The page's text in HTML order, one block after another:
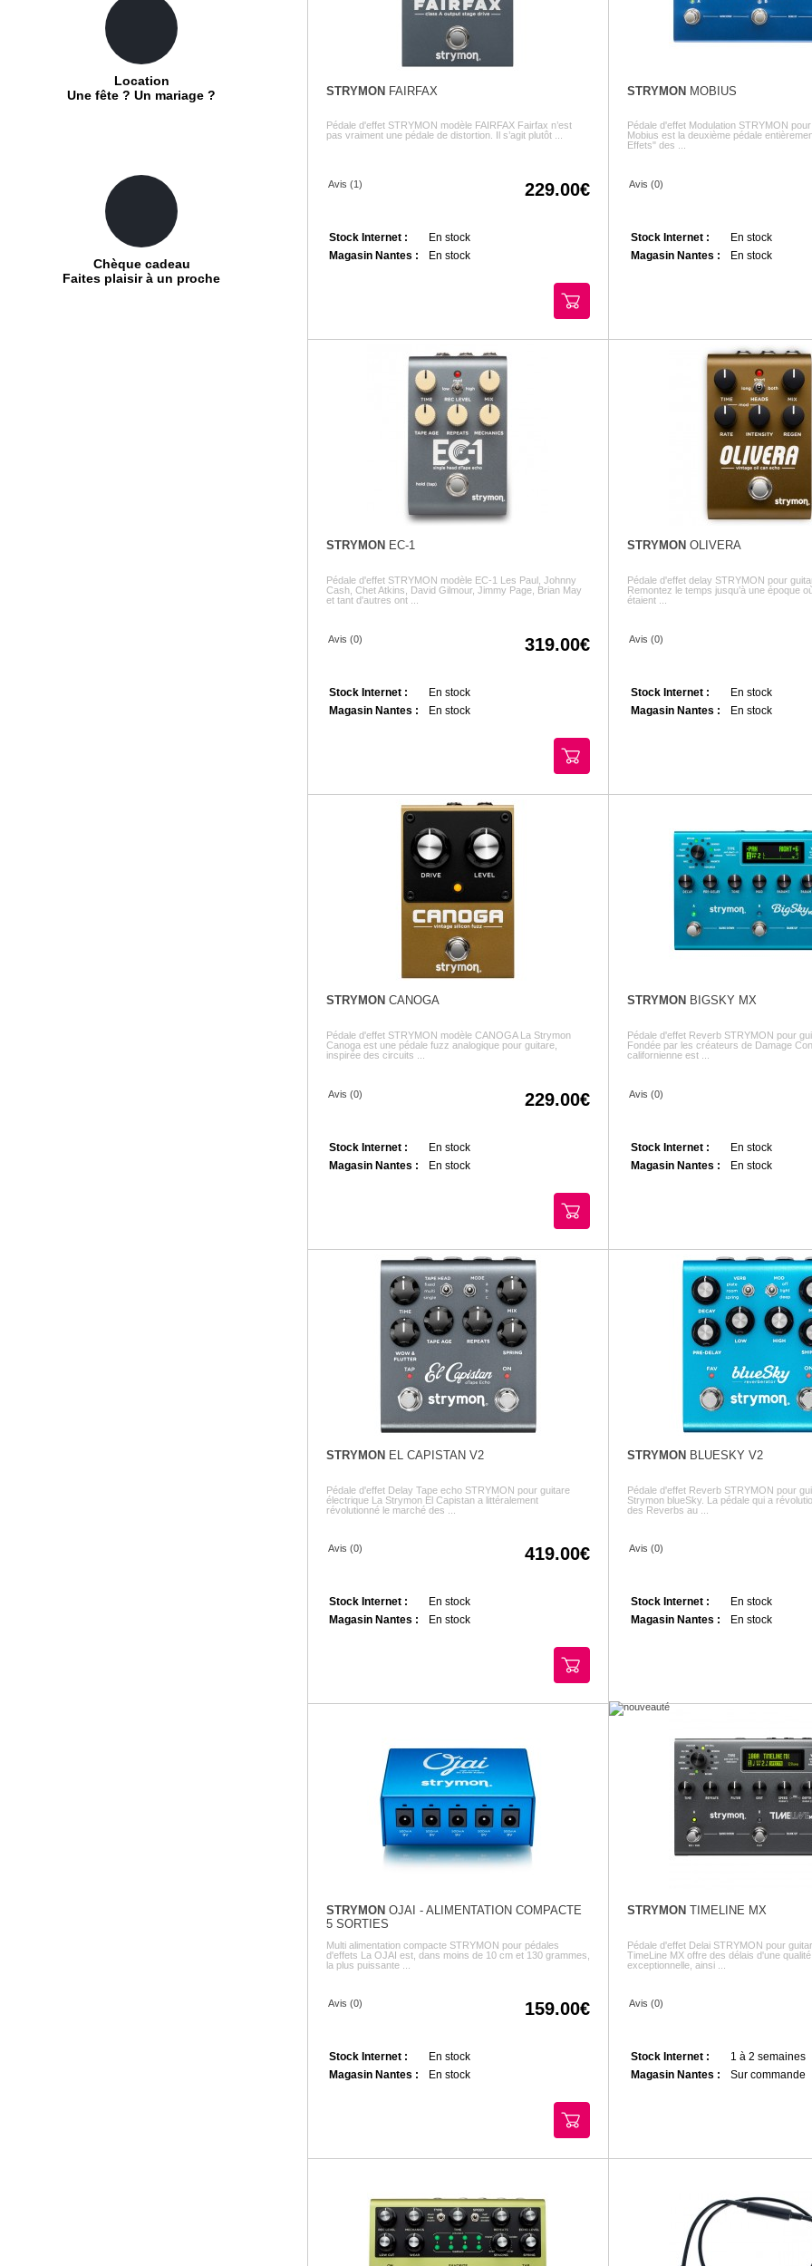
STRYMONFAIRFAX
Pédale d'effet STRYMON modèle FAIRFAX Fairfax n’est
pas vraiment une pédale de distortion. Il s’agit plutôt ...
Avis (1) 229.00
Stock Internet :
En stock
Magasin Nantes :
En stock
STRYMONMOBIUS
Pédale d'effet Modulation STRYMON
Mobius est la deuxième pédale
Effets" des ...
Avis (0)
Stock Internet :
En stock
Magasin Nantes :
En stock
STRYMON EC-1
Pédale d'effet STRYMON modèle EC-1 Les Paul, Johnny
Cash, Chet Atkins, David Gilmour, Jimmy Page, Brian May
et tant d'autres ont ...
Avis (0) 319.00
Stock Internet :
En stock
Magasin Nantes :
En stock
STRYMON OLIVERA
Pédale d'effet delay STRYMON pour
Remontez le temps jusqu’à une époque
étaient ...
Avis (0)
Stock Internet :
En stock
Magasin Nantes :
En stock
STRYMON CANOGA
Pédale d'effet STRYMON modèle CANOGA La Strymon
Canoga est une pédale fuzz analogique pour guitare,
inspirée des circuits ...
Avis (0) 229.00
Stock Internet :
En stock
Magasin Nantes :
En stock
STRYMON BIGSKY MX
Pédale d'effet Reverb STRYMON pour
Fondée par les créateurs de Damage
californienne est ...
Avis (0)
Stock Internet :
En stock
Magasin Nantes :
En stock
STRYMON EL CAPISTAN V2
Pédale d'effet Delay Tape echo STRYMON pour guitare
électrique La Strymon El Capistan a littéralement
révolutionné le marché des ...
Avis (0) 419.00
Stock Internet :
En stock
Magasin Nantes :
En stock
STRYMON BLUESKY V2
Pédale d'effet Reverb STRYMON pour
Strymon blueSky. La pédale qui a
des Reverbs au ...
Avis (0)
Stock Internet :
En stock
Magasin Nantes :
En stock
STRYMON OJAI - ALIMENTATION COMPACTE
5 SORTIES
Multi alimentation compacte STRYMON pour pédales
d'effets La OJAI est, dans moins de 10 cm et 130 grammes,
la plus puissante ...
Avis (0) 159.00
Stock Internet :
En stock
Magasin Nantes :
En stock
STRYMON TIMELINE MX
Pédale d'effet Delai STRYMON pour
TimeLine MX offre des délais d'une
exceptionnelle, ainsi ...
Avis (0)
Stock Internet :
1 à 2 semaines
Magasin Nantes :
Sur commande
Location
Une fête ? Un mariage ?
Chèque cadeau
Faites plaisir à un proche